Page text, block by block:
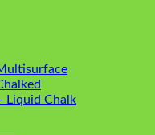
Liquid Chalk